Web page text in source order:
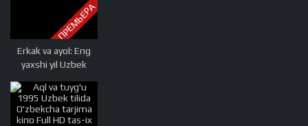
ПРЕМЬЕРА
Erkak va ayol: Eng
yaxshi yil Uzbek
tarjima kino 2019
Full HD tas-ix
skachat